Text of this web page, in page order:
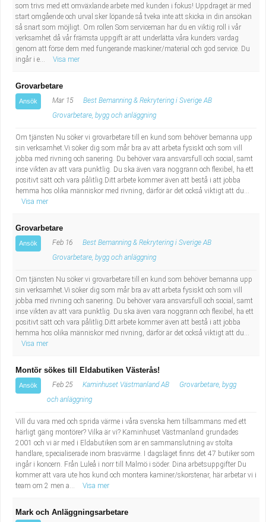
som trivs med ett omväxlande arbete med kunden i fokus! Uppdraget är med
start omgående och urval sker löpande så tveka inte att skicka in din ansökan
så snart som möjligt. Om rollen Som serviceman har du en viktig roll i vår
verksamhet då vår främsta uppgift är att underlätta våra kunders vardag
genom att förse dem med fungerande maskiner/material och god service. Du
ingår i e...
Visa mer
Grovarbetare
Ansök Mar 15
Best Bemanning & Rekrytering i Sverige AB
Grovarbetare, bygg och anläggning
Om tjänsten Nu söker vi grovarbetare till en kund som behöver bemanna upp
sin verksamhet.Vi söker dig som mår bra av att arbeta fysiskt och som vill
jobba med rivning och sanering. Du behöver vara ansvarsfull och social, samt
inse vikten av att vara punktlig. Du ska även vara noggrann och flexibel, ha ett
positivt sätt och vara pålitlig.Ditt arbete kommer även att bestå i att jobba
hemma hos olika människor med rivning, därför är det också viktigt att du...
Visa mer
Grovarbetare
Ansök Feb 16
Best Bemanning & Rekrytering i Sverige AB
Grovarbetare, bygg och anläggning
Om tjänsten Nu söker vi grovarbetare till en kund som behöver bemanna upp
sin verksamhet.Vi söker dig som mår bra av att arbeta fysiskt och som vill
jobba med rivning och sanering. Du behöver vara ansvarsfull och social, samt
inse vikten av att vara punktlig. Du ska även vara noggrann och flexibel, ha ett
positivt sätt och vara pålitlig.Ditt arbete kommer även att bestå i att jobba
hemma hos olika människor med rivning, därför är det också viktigt att du...
Visa mer
Montör sökes till Eldabutiken Västerås!
Ansök Feb 25 Kaminhuset Västmanland AB
Grovarbetare, bygg
och anläggning
Vill du vara med och sprida värme i våra svenska hem tillsammans med ett
härligt gäng montörer? Vilka är vi? Kaminhuset Västmanland grundades
2001 och vi är med i Eldabutiken som är en sammanslutning av stolta
handlare, specialiserade inom brasvärme. I dagsläget finns det 47 butiker som
ingår i koncern. Från Luleå i norr till Malmö i söder. Dina arbetsuppgifter Du
kommer att vara ute hos kund och montera kaminer/skorstenar, här arbetar vi i
team om 2 men a...
Visa mer
Mark och Anläggningsarbetare